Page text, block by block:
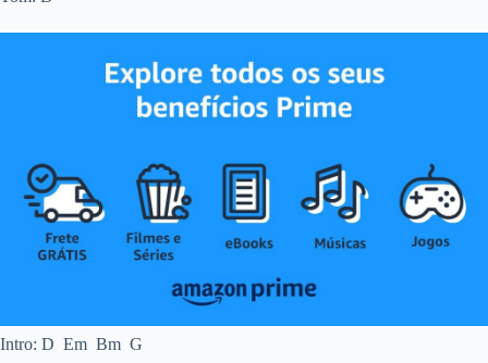
Intro: D Em Bm G